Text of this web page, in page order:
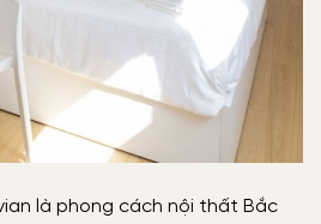
là phong cách nội thất Bắc